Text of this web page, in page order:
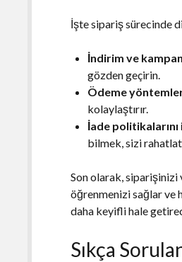
İşte sipariş sürecinde
İndirim ve
gözden geçirin.
Ödeme
kolaylaştırır.
İade
bilmek, sizi
Son olarak, siparişinizi
öğrenmenizi sağlar ve
daha keyifli hale
Sıkça